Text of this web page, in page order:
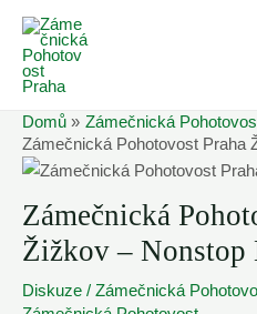
Přeskočit
obsah
Domů
Zámečnická
Zámečnická Pohotovost Praha
Zámečnická
Žižkov – Nonstop
Diskuze / Zámečnická